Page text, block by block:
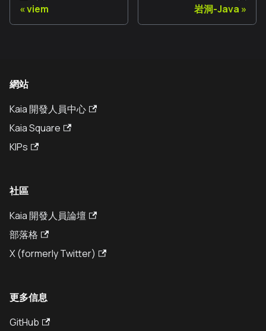
viem 岩洞-Java
網站
Kaia 開發人員中心
Kaia Square
KIPs
社區
Kaia 開發人員論壇
部落格
X (formerly Twitter)
更多信息
GitHub